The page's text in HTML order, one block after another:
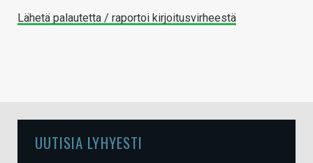
Lähetä palautetta / raportoi kirjoitusvirheestä
UUTISIA LYHYESTI